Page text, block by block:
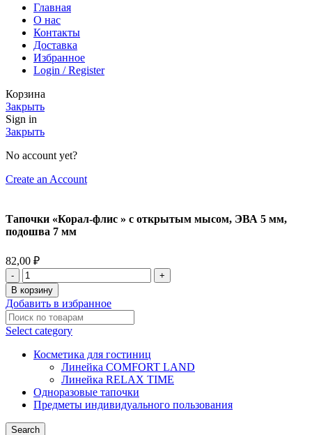
Главная
О нас
Контакты
Доставка
Избранное
Login / Register
Корзина
Закрыть
Sign in
Закрыть
No account yet?
Create an Account
Тапочки «Корал-флис » с открытым мысом, ЭВА 5 мм,
подошва 7 мм
82,00 ₽
В корзину
Добавить в избранное
Select category
Косметика для гостиниц
Линейка COMFORT LAND
Линейка RELAX TIME
Одноразовые тапочки
Предметы индивидуального пользования
Search